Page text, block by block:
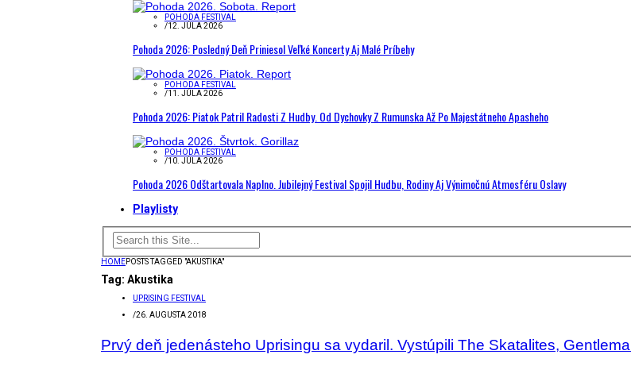
POHODA FESTIVAL
/12. JÚLA 2026
Pohoda 2026: Posledný Deň Priniesol Veľké Koncerty Aj Malé Príbehy
POHODA FESTIVAL
/11. JÚLA 2026
Pohoda 2026: Piatok Patril Radosti Z Hudby. Od Dychovky Z Rumunska Až Po Majestátneho Apasheho
POHODA FESTIVAL
/10. JÚLA 2026
Pohoda 2026 Odštartovala Naplno. Jubilejný Festival Spojil Hudbu, Rodiny Aj Výnimočnú Atmosféru Oslavy
Playlisty
HOMEPOSTS TAGGED "AKUSTIKA"
Tag: Akustika
UPRISING FESTIVAL
/26. AUGUSTA 2018
Prvý deň jedenásteho Uprisingu sa vydaril. Vystúpili The Skatalites,